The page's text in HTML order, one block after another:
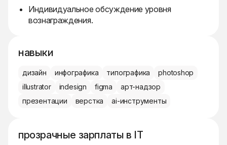
Индивидуальное обсуждение уровня
вознаграждения.
навыки
дизайн инфографика типографика
photoshop
illustrator
indesign figma
арт-надзор
презентации
верстка ai-инструменты
прозрачные зарплаты в IT